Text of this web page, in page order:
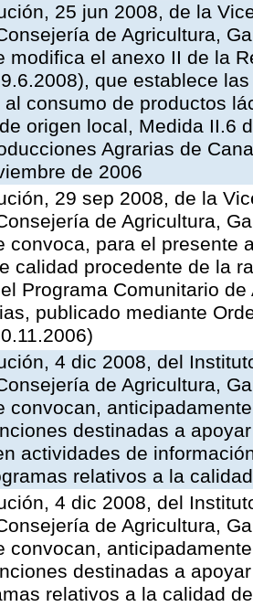
25 jun 2008, de la
de Agricultura,
modifica el anexo II de la
que establece
al consumo de productos
origen local, Medida II.6
Agrarias de
de 2006
29 sep 2008, de la
de Agricultura,
convoca, para el presente
calidad procedente de la
Programa Comunitario
publicado mediante
4 dic 2008, del
de Agricultura,
convocan,
destinadas a
actividades de
relativos a la
4 dic 2008, del
de Agricultura,
convocan,
destinadas a
relativos a la calidad